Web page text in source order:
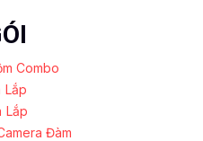
Combo
Lắp
Lắp
Đàm